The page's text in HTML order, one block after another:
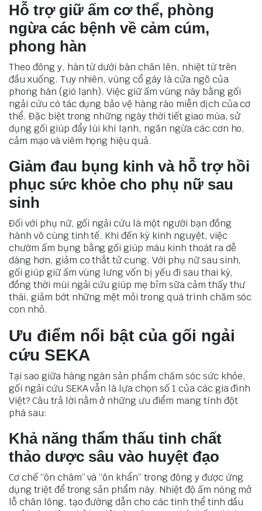
Hỗ trợ giữ ấm cơ thể, phòng
ngừa các bệnh về cảm cúm,
phong hàn
Theo đông y, hàn từ dưới bàn chân lên, nhiệt từ trên
đầu xuống. Tuy nhiên, vùng cổ gáy là cửa ngõ của
phong hàn (gió lạnh). Việc giữ ấm vùng này bằng gối
ngải cứu có tác dụng bảo vệ hàng rào miễn dịch của cơ
thể. Đặc biệt trong những ngày thời tiết giao mùa, sử
dụng gối giúp đẩy lùi khí lạnh, ngăn ngừa các cơn ho,
cảm mạo và viêm họng hiệu quả.
Giảm đau bụng kinh và hỗ trợ hồi
phục sức khỏe cho phụ nữ sau
sinh
Đối với phụ nữ, gối ngải cứu là một người bạn đồng
hành vô cùng tinh tế. Khi đến kỳ kinh nguyệt, việc
chườm ấm bụng bằng gối giúp máu kinh thoát ra dễ
dàng hơn, giảm co thắt tử cung. Với phụ nữ sau sinh,
gối giúp giữ ấm vùng lưng vốn bị yếu đi sau thai kỳ,
đồng thời mùi ngải cứu giúp mẹ bỉm sữa cảm thấy thư
thái, giảm bớt những mệt mỏi trong quá trình chăm sóc
con nhỏ.
Ưu điểm nổi bật của gối ngải
cứu SEKA
Tại sao giữa hàng ngàn sản phẩm chăm sóc sức khỏe,
gối ngải cứu SEKA vẫn là lựa chọn số 1 của các gia đình
Việt? Câu trả lời nằm ở những ưu điểm mang tính đột
phá sau:
Khả năng thẩm thấu tinh chất
thảo dược sâu vào huyệt đạo
Cơ chế “ôn châm” và “ôn khẩn” trong đông y được ứng
dụng triệt để trong sản phẩm này. Nhiệt độ ấm nóng mở
lỗ chân lông, tạo đường dẫn cho các tinh thể tinh dầu